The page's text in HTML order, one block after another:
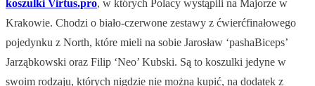
koszulki Virtus.pro, w których Polacy wystąpili na Majorze w
Krakowie. Chodzi o biało-czerwone zestawy z ćwierćfinałowego
pojedynku z North, które mieli na sobie Jarosław ‘pashaBiceps’
Jarząbkowski oraz Filip ‘Neo’ Kubski. Są to koszulki jedyne w
swoim rodzaju, których nigdzie nie można kupić, na dodatek z